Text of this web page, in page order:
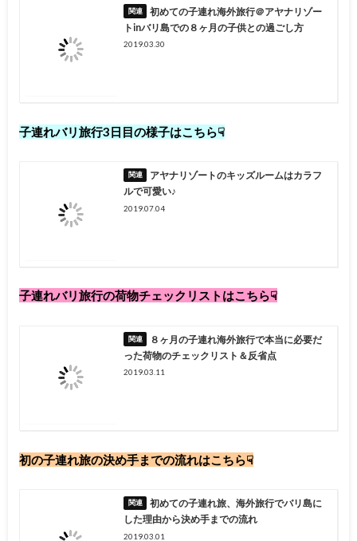
初めての子連れ海外旅行＠アヤナリゾー
トinバリ島での８ヶ月の子供との過ごし方
2019.03.30
子連れバリ旅行3日目の様子はこちら☟
アヤナリゾートのキッズルームはカラフ
ルで可愛い♪
2019.07.04
子連れバリ旅行の荷物チェックリストはこちら☟
８ヶ月の子連れ海外旅行で本当に必要だ
った荷物のチェックリスト＆反省点
2019.03.11
初の子連れ旅の決め手までの流れはこちら☟
初めての子連れ旅、海外旅行でバリ島に
した理由から決め手までの流れ
2019.03.01